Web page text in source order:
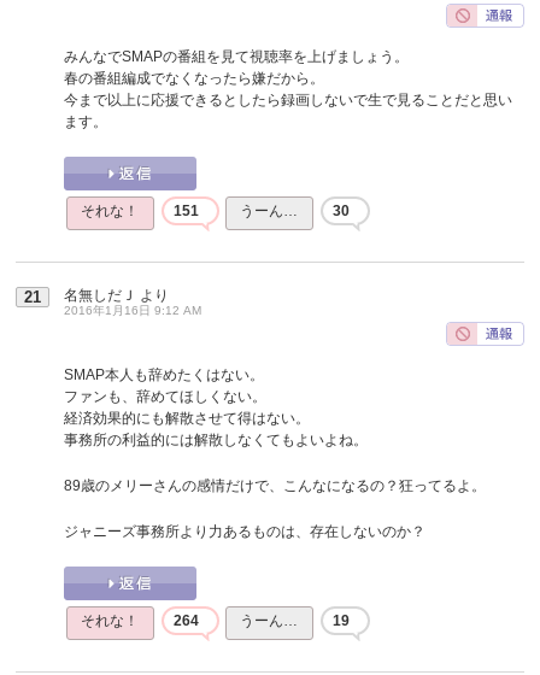
みんなでSMAPの番組を見て視聴率を上げましょう。
春の番組編成でなくなったら嫌だから。
今まで以上に応援できるとしたら録画しないで生で見ることだと思い
ます。
それな！ 151 うーん… 30
21 名無しだＪ より
2016年1月16日 9:12 AM
SMAP本人も辞めたくはない。
ファンも、辞めてほしくない。
経済効果的にも解散させて得はない。
事務所の利益的には解散しなくてもよいよね。
89歳のメリーさんの感情だけで、こんなになるの？狂ってるよ。
ジャニーズ事務所より力あるものは、存在しないのか？
それな！ 264 うーん… 19